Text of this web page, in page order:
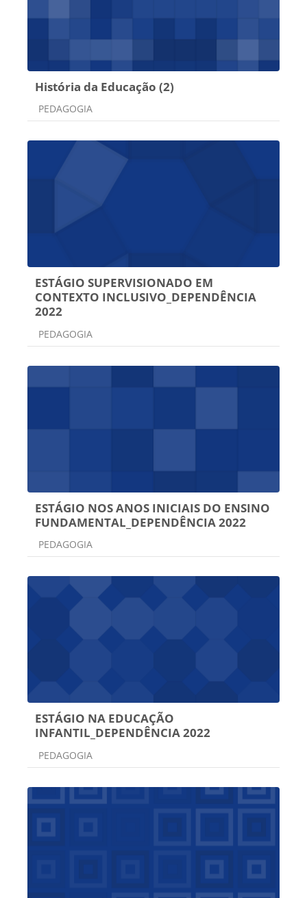
História da Educação (2)
Categoria do curso
PEDAGOGIA
ESTÁGIO SUPERVISIONADO EM
CONTEXTO INCLUSIVO_DEPENDÊNCIA
2022
Categoria do curso
PEDAGOGIA
ESTÁGIO NOS ANOS INICIAIS DO ENSINO
FUNDAMENTAL_DEPENDÊNCIA 2022
Categoria do curso
PEDAGOGIA
ESTÁGIO NA EDUCAÇÃO
INFANTIL_DEPENDÊNCIA 2022
Categoria do curso
PEDAGOGIA